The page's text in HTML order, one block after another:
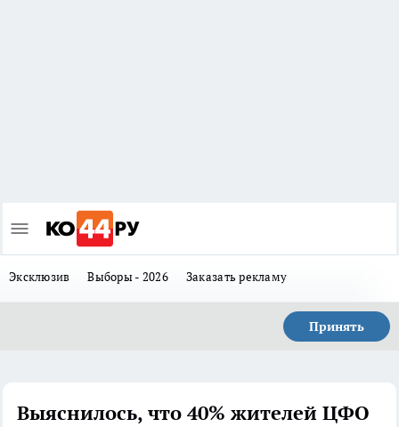
Эксклюзив Выборы - 2026 Заказать рекламу
Принять
Выяснилось, что 40% жителей ЦФО